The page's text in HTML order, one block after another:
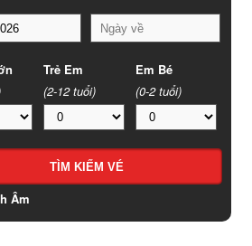
Trẻ Em
(2-12 tuổi)
Em Bé
(0-2 tuổi)
Âm